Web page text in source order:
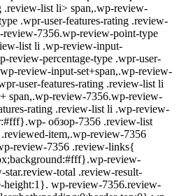
.review-list li> span,.wp-review-
.wpr-user-features-rating .review-
7356.wp-review-point-type
list li .wp-review-input-
review-percentage-type .wpr-user-
review-input-set+span,.wp-review-
user-features-rating .review-list li
span,.wp-review-7356.wp-review-
rating .review-list li .wp-review-
обзор-7356 .review-list
item,.wp-review-7356
review-7356 .review-links{
review-
total .review-result-
wp-review-7356.review-